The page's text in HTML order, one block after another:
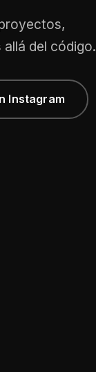
del código.
Instagram